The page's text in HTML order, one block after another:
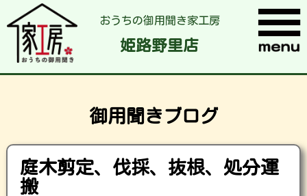
おうちの御用聞き家工房
姫路野里店
御用聞きブログ
庭木剪定、伐採、抜根、処分運
搬